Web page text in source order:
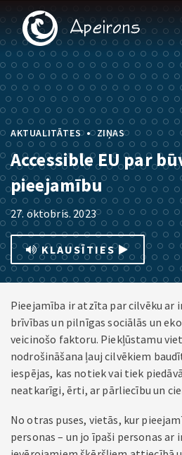
AKTUALITĀTES • ZIŅAS
Accessible EU par
pieejamību
27. oktobris. 2023
KLAUSĪTIES
Pieejamība ir atzīta par cilvēku ar
brīvības un pilnīgas sociālās un
veicinošo faktoru. Piekļūstamu
nodrošināšana ļauj cilvēkiem
iespējas, kas notiek vai tiek
neatkarīgi, ērti, ar pārliecību un
No otras puses, vietās, kur
personas – un jo īpaši personas